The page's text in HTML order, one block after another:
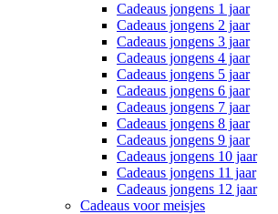
Cadeaus jongens 1 jaar
Cadeaus jongens 2 jaar
Cadeaus jongens 3 jaar
Cadeaus jongens 4 jaar
Cadeaus jongens 5 jaar
Cadeaus jongens 6 jaar
Cadeaus jongens 7 jaar
Cadeaus jongens 8 jaar
Cadeaus jongens 9 jaar
Cadeaus jongens 10 jaar
Cadeaus jongens 11 jaar
Cadeaus jongens 12 jaar
Cadeaus voor meisjes